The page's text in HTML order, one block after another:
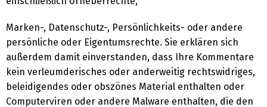
Marken-, Datenschutz-, Persönlichkeits- oder andere
persönliche oder Eigentumsrechte. Sie erklären sich
außerdem damit einverstanden, dass Ihre Kommentare
kein verleumderisches oder anderweitig rechtswidriges,
beleidigendes oder obszönes Material enthalten oder
Computerviren oder andere Malware enthalten, die den
Switch The Language